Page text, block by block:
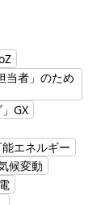
当者」のため
GX
エネルギー
候変動